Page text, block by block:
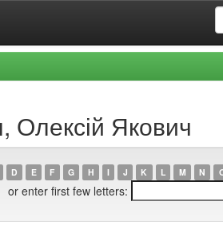
Олексій Якович
D E F G H I J K L M N
or enter first few letters: